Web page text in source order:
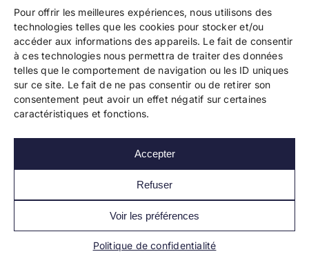
Pour offrir les meilleures expériences, nous utilisons des
technologies telles que les cookies pour stocker et/ou
accéder aux informations des appareils. Le fait de consentir
à ces technologies nous permettra de traiter des données
telles que le comportement de navigation ou les ID uniques
sur ce site. Le fait de ne pas consentir ou de retirer son
consentement peut avoir un effet négatif sur certaines
caractéristiques et fonctions.
Accepter
Refuser
Voir les préférences
Politique de confidentialité
caractère. Le style de paragraphe
appliquera la mise en forme à tout le
paragraphe, tandis que le style de
caractère appliquera la mise en forme
uniquement au texte sélectionné.
Une fois que vous avez terminé, cliquez
sur « OK ». Votre nouveau style apparaîtra
maintenant dans la fenêtre « Styles » et
dans le groupe « Styles » sur l’onglet
Utilisation de styles personnalisés
Pour utiliser votre style personnalisé, suivez ces
étapes :